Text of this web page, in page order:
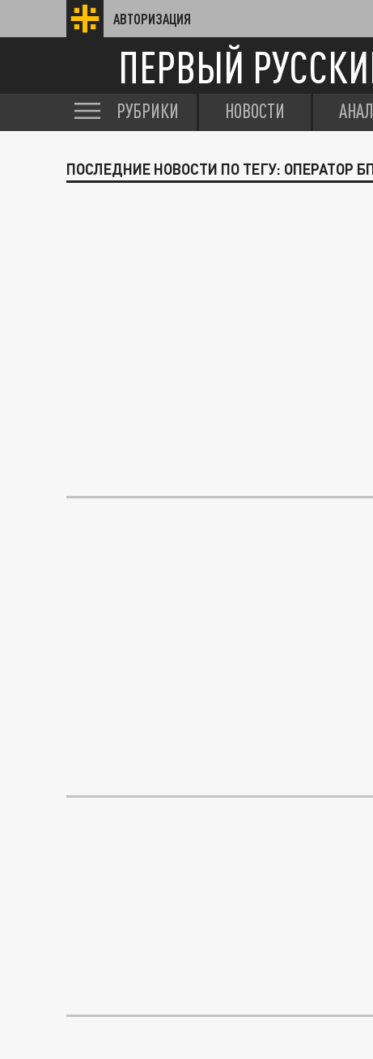
АВТОРИЗАЦИЯ
ПЕРВЫЙ
РУБРИКИ НОВОСТИ
ПОСЛЕДНИЕ НОВОСТИ ПО ТЕГУ: ОПЕРАТОР